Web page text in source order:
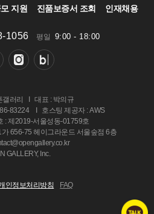
지원 진품보증서 조회 인재채용
1056 평일 9:00 - 18:00
러리
대표 : 박의규
83224
호스팅 제공자 : AWS
: 제2019-서울성동-01759호
656-75 헤이그라운드 서울숲점 6층
GALLERY, Inc.
인정보처리방침 FAQ